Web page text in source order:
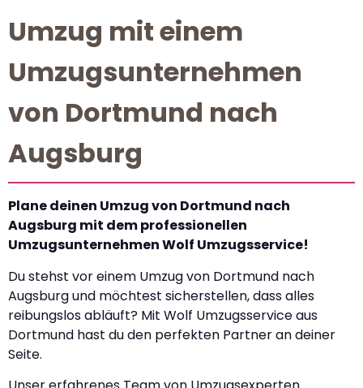
Umzug mit einem
Umzugsunternehmen
von Dortmund nach
Augsburg
Plane deinen Umzug von Dortmund nach
Augsburg mit dem professionellen
Umzugsunternehmen Wolf Umzugsservice!
Du stehst vor einem Umzug von Dortmund nach
Augsburg und möchtest sicherstellen, dass alles
reibungslos abläuft? Mit Wolf Umzugsservice aus
Dortmund hast du den perfekten Partner an deiner
Seite.